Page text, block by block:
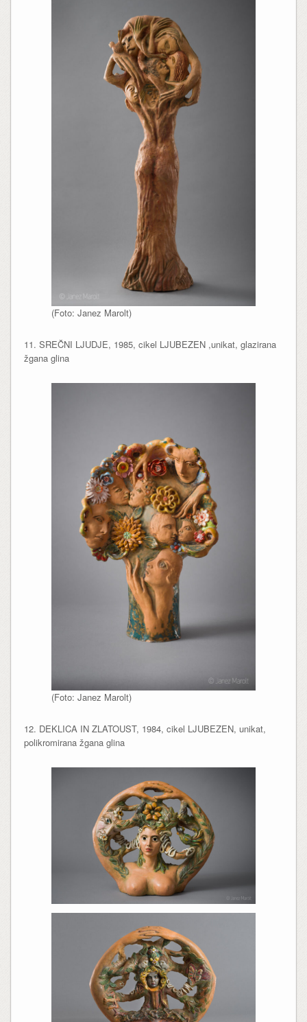
(Foto: Janez Marolt)
11. SREČNI LJUDJE, 1985, cikel LJUBEZEN ,unikat, glazirana
žgana glina
(Foto: Janez Marolt)
12. DEKLICA IN ZLATOUST, 1984, cikel LJUBEZEN, unikat,
polikromirana žgana glina